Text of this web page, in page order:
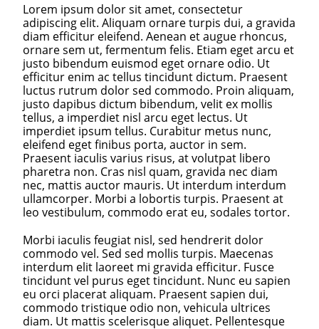
Lorem ipsum dolor sit amet, consectetur
adipiscing elit. Aliquam ornare turpis dui, a gravida
diam efficitur eleifend. Aenean et augue rhoncus,
ornare sem ut, fermentum felis. Etiam eget arcu et
justo bibendum euismod eget ornare odio. Ut
efficitur enim ac tellus tincidunt dictum. Praesent
luctus rutrum dolor sed commodo. Proin aliquam,
justo dapibus dictum bibendum, velit ex mollis
tellus, a imperdiet nisl arcu eget lectus. Ut
imperdiet ipsum tellus. Curabitur metus nunc,
eleifend eget finibus porta, auctor in sem.
Praesent iaculis varius risus, at volutpat libero
pharetra non. Cras nisl quam, gravida nec diam
nec, mattis auctor mauris. Ut interdum interdum
ullamcorper. Morbi a lobortis turpis. Praesent at
leo vestibulum, commodo erat eu, sodales tortor.
Morbi iaculis feugiat nisl, sed hendrerit dolor
commodo vel. Sed sed mollis turpis. Maecenas
interdum elit laoreet mi gravida efficitur. Fusce
tincidunt vel purus eget tincidunt. Nunc eu sapien
eu orci placerat aliquam. Praesent sapien dui,
commodo tristique odio non, vehicula ultrices
diam. Ut mattis scelerisque aliquet. Pellentesque